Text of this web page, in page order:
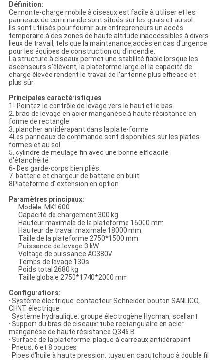
Définition:
Ce monte-charge mobile à ciseaux est facile à utiliser et les
panneaux de commande sont situés sur les quais et au sol.
Ils sont utilisés pour fournir aux entrepreneurs un accès
temporaire à des zones de haute altitude inaccessibles à divers
lieux de travail, tels que la maintenance,accès en cas d'urgence
pour les équipes de construction ou d'incendie.
La structure à ciseaux permet une stabilité fiable lorsque les
ascenseurs s'élèvent, la plateforme large et la capacité de
charge élevée rendent le travail de l'antenne plus efficace et
plus sûr.
Principales caractéristiques
1- Pointez le contrôle de levage vers le haut et le bas.
2. bras de levage en acier manganèse à haute résistance en
forme de rectangle
3. plancher antidérapant dans la plate-forme
4Les panneaux de commande sont disponibles sur les plates-
formes et au sol.
5. cylindre de meulage fin avec une bonne efficacité
d'étanchéité
6- Des garde-corps bien pliés.
7. batterie et chargeur de batterie en bulit
8Plateforme d' extension en option
Paramètres principaux:
Modèle: MK1600
Capacité de chargement 300 kg
Hauteur maximale de la plateforme 16000 mm
Hauteur de travail maximale 18000 mm
Taille de la plateforme 2750*1500 mm
Puissance de levage 3 kW
Voltage de puissance AC380V
Temps de levage 130s
Poids total 2680 kg
Taille globale 2750*1740*2000 mm
Configurations:
· Système électrique: contacteur Schneider, bouton SANLICO,
CHNT électrique
· Système hydraulique: groupe électrogène Hycman, scellant
· Support du bras de ciseaux: tube rectangulaire en acier
manganèse de haute résistance Q345 B
· Surface de la plateforme: plaque à carreaux antidérapant
· Pneus: 6 et 8 pouces
· Pipes d'huile à haute pression: tuyau en caoutchouc à double fil